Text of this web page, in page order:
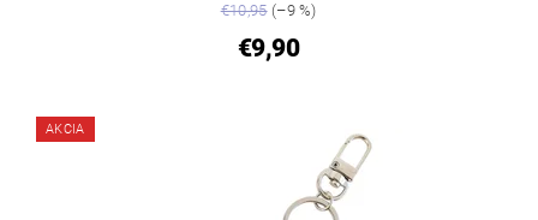
€10,95(–9 %)
€9,90
AKCIA